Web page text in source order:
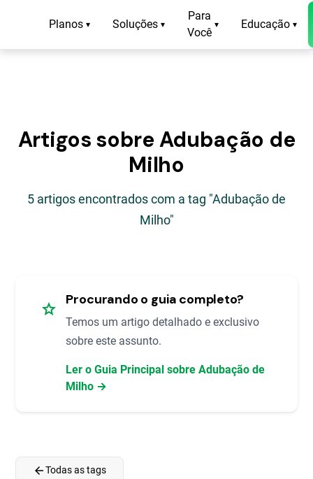
Planos ▾ Soluções ▾
Para
Você
▾ Educação ▾
Artigos sobre Adubação de
Milho
5 artigos encontrados com a tag "Adubação de
Milho"
star Procurando o guia completo?
Temos um artigo detalhado e exclusivo
sobre este assunto.
Ler o Guia Principal sobre Adubação de
Milho →
arrow_backTodas as tags